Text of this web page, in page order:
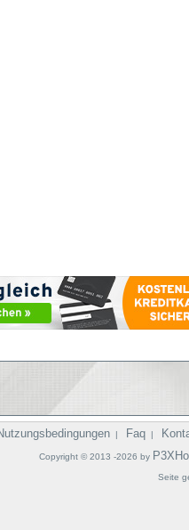
| Faq |
Copyright © 2013 -2026 by
Seite